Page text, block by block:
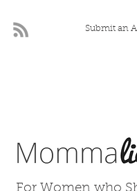
Submit an